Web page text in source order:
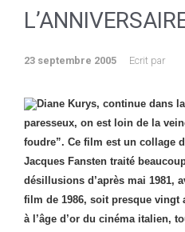
23 septembre 2005 Ecrit par
Diane Kurys, continue dans
paresseux, on est loin de la
foudre”. Ce film est un collage
Jacques Fansten traité
désillusions d’après mai 1981,
film de 1986, soit presque vingt
à l’âge d’or du cinéma italien,